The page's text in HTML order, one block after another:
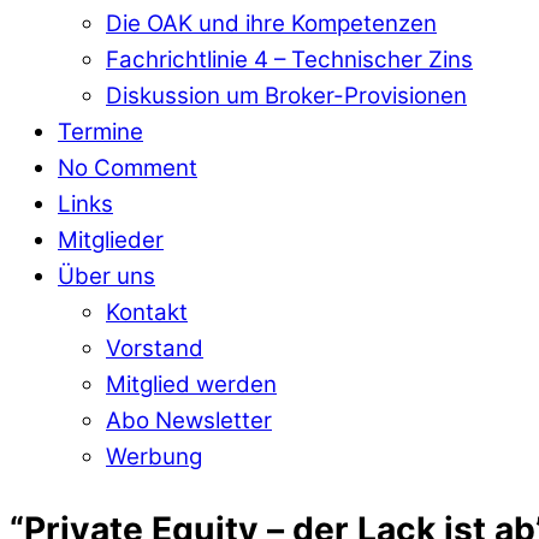
Die OAK und ihre Kompetenzen
Fachrichtlinie 4 – Technischer Zins
Diskussion um Broker-Provisionen
Termine
No Comment
Links
Mitglieder
Über uns
Kontakt
Vorstand
Mitglied werden
Abo Newsletter
Werbung
“Private Equity – der Lack ist